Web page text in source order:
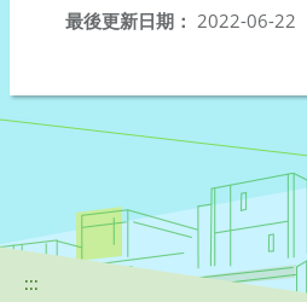
最後更新日期： 2022-06-22
:::